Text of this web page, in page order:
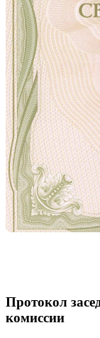
Протокол
комиссии